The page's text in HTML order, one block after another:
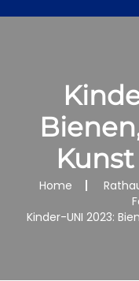
Home
Kinder-UNI 2023: